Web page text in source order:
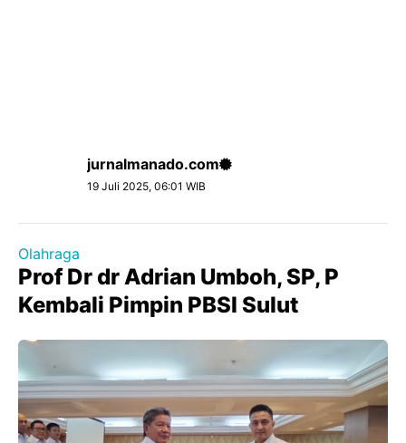
jurnalmanado.com
19 Juli 2025, 06:01 WIB
Olahraga
Prof Dr dr Adrian Umboh, SP, P
Kembali Pimpin PBSI Sulut